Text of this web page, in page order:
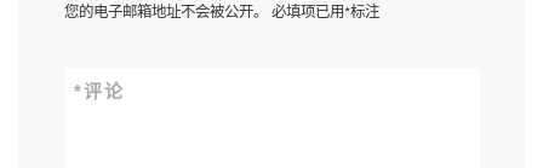
您的电子邮箱地址不会被公开。 必填项已用*标注
评论
*